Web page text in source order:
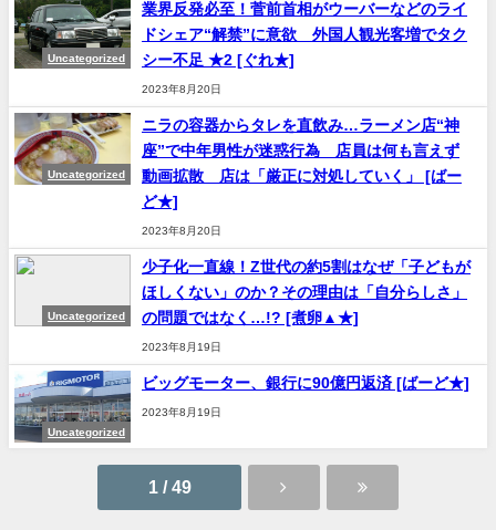
Uncategorized
業界反発必至！菅前首相がウーバーなどのライ
ドシェア“解禁”に意欲 外国人観光客増でタク
シー不足 ★2 [ぐれ★]
2023年8月20日
Uncategorized
ニラの容器からタレを直飲み…ラーメン店“神
座”で中年男性が迷惑行為 店員は何も言えず
動画拡散 店は「厳正に対処していく」 [ばー
ど★]
2023年8月20日
Uncategorized
少子化一直線！Z世代の約5割はなぜ「子どもが
ほしくない」のか？その理由は「自分らしさ」
の問題ではなく…!? [煮卵▲★]
2023年8月19日
Uncategorized
ビッグモーター、銀行に90億円返済 [ばーど★]
2023年8月19日
1 / 49